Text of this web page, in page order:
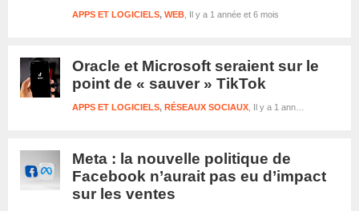
Il y a 1 année et 6 mois
APPS ET LOGICIELS, WEB
Oracle et Microsoft seraient sur le
point de « sauver » TikTok
Il y a 1 année et 6 mois
APPS ET LOGICIELS, RÉSEAUX SOCIAUX
Meta : la nouvelle politique de
Facebook n’aurait pas eu d’impact
sur les ventes